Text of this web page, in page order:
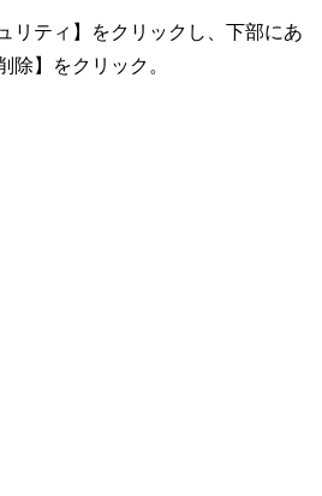
リティ】をクリックし、下部にあ
除】をクリック。